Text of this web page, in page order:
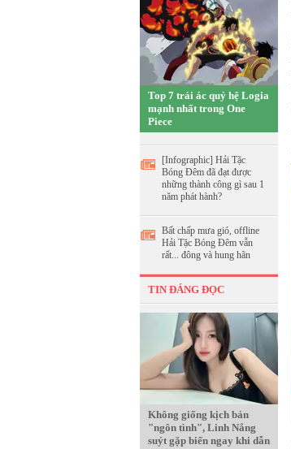
Top 7 trái ác quỷ hệ Logia
mạnh nhất trong One
Piece
[Infographic] Hải Tặc
Bóng Đêm đã đạt được
những thành công gì sau 1
năm phát hành?
Bất chấp mưa gió, offline
Hải Tặc Bóng Đêm vẫn
rất... đông và hung hãn
TIN ĐÁNG ĐỌC
Không giống kịch bản
"ngôn tình", Linh Nắng
suýt gặp biến ngay khi dẫn